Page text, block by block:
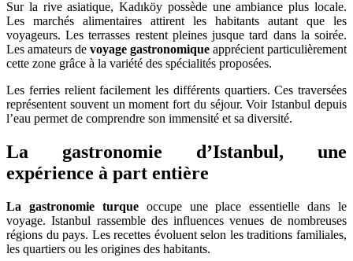
Sur la rive asiatique, Kadıköy possède une ambiance plus locale.
Les marchés alimentaires attirent les habitants autant que les
voyageurs. Les terrasses restent pleines jusque tard dans la soirée.
Les amateurs de voyage gastronomique apprécient particulièrement
cette zone grâce à la variété des spécialités proposées.
Les ferries relient facilement les différents quartiers. Ces traversées
représentent souvent un moment fort du séjour. Voir Istanbul depuis
l’eau permet de comprendre son immensité et sa diversité.
La gastronomie d’Istanbul, une
expérience à part entière
La gastronomie turqueoccupe une place essentielle dans le
voyage. Istanbul rassemble des influences venues de nombreuses
régions du pays. Les recettes évoluent selon les traditions familiales,
les quartiers ou les origines des habitants.